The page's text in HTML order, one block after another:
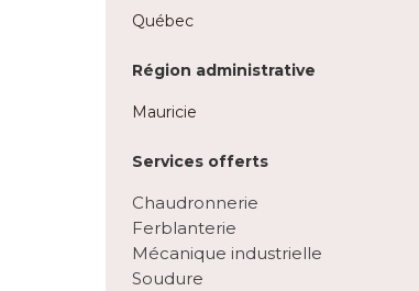
Québec
Région administrative
Mauricie
Services offerts
Chaudronnerie
Ferblanterie
Mécanique industrielle
Soudure